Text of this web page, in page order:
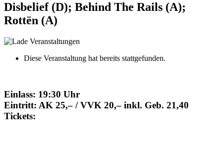
Disbelief (D); Behind The Rails (A);
Rottën (A)
Diese Veranstaltung hat bereits stattgefunden.
Einlass: 19:30 Uhr
Eintritt: AK 25,– / VVK 20,– inkl. Geb. 21,40
Tickets: